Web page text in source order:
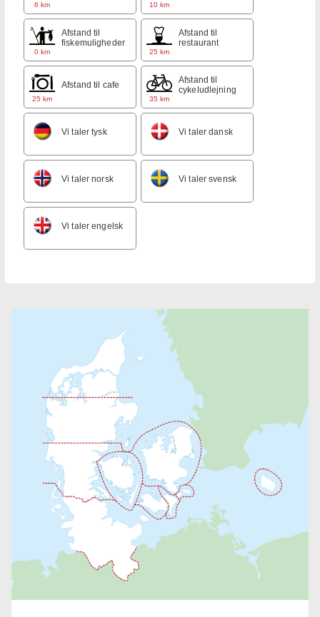
6 km 10 km
0 km
Afstand til
fiskemuligheder
25 km
Afstand til
restaurant
25 km
Afstand til cafe
35 km
Afstand til
cykeludlejning
Vi taler tysk Vi taler dansk
Vi taler norsk Vi taler svensk
Vi taler engelsk